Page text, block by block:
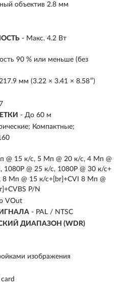
объектив 2.8 мм
- Макс. 4.2 Вт
90 % или меньше (без
мм (3.22 × 3.41 × 8.58″)
- До 60 м
Компактные;
@ 15 к/с, 5 Мп @ 20 к/с, 4 Мп @
@ 25 к/с, 1080P @ 30 к/с+
8 Мп @ 15 к/с+[br]+CVI 8 Мп @
P/N
VOut
- PAL / NTSC
ДИАПАЗОН (WDR)
изображения